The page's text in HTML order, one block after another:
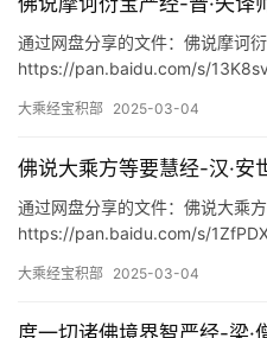
籍
医
学
籍
武
内
登录
通过网盘分享的文件：佛说摩诃
https://pan.baidu.com/s/
大乘经宝积部 2025-03-04
佛说大乘方等要慧经-汉·安
通过网盘分享的文件：佛说大乘
https://pan.baidu.com/s/
大乘经宝积部 2025-03-04